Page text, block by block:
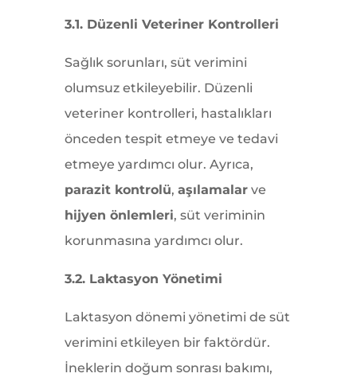
3.1. Düzenli Veteriner Kontrolleri
Sağlık sorunları, süt verimini
olumsuz etkileyebilir. Düzenli
veteriner kontrolleri, hastalıkları
önceden tespit etmeye ve tedavi
etmeye yardımcı olur. Ayrıca,
parazit kontrolü, aşılamalarve
hijyen önlemleri, süt veriminin
korunmasına yardımcı olur.
3.2. Laktasyon Yönetimi
Laktasyon dönemi yönetimi de süt
verimini etkileyen bir faktördür.
İneklerin doğum sonrası bakımı,